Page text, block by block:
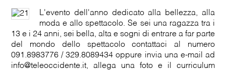
L'evento dell'anno dedicato alla bellezza, alla
moda e allo spettacolo. Se sei una ragazza tra i
13 e i 24 anni, sei bella, alta e sogni di entrare a far parte
del mondo dello spettacolo contattaci al numero
091.8983776 / 329.8089434 oppure invia una e-mail ad
info@teleoccidente.it, allega una foto e il curriculum